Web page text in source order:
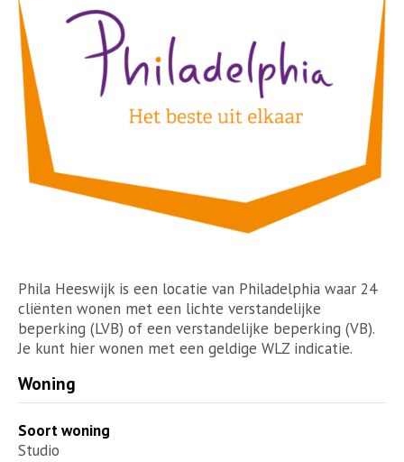
Phila Heeswijk is een locatie van Philadelphia waar 24
cliënten wonen met een lichte verstandelijke
beperking (LVB) of een verstandelijke beperking (VB).
Je kunt hier wonen met een geldige WLZ indicatie.
Woning
Soort woning
Studio